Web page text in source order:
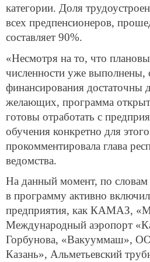
категории. Доля
всех предпенсионеров,
составляет 90%.
«Несмотря на то, что
численности уже
финансирования достаточны
желающих, программа
готовы отработать с
обучения конкретно для
прокомментировала глава
ведомства.
На данный момент, по
в программу активно
предприятия, как КАМАЗ,
Международный аэропорт
Горбунова, «Вакууммаш»,
Казань», Альметьевский